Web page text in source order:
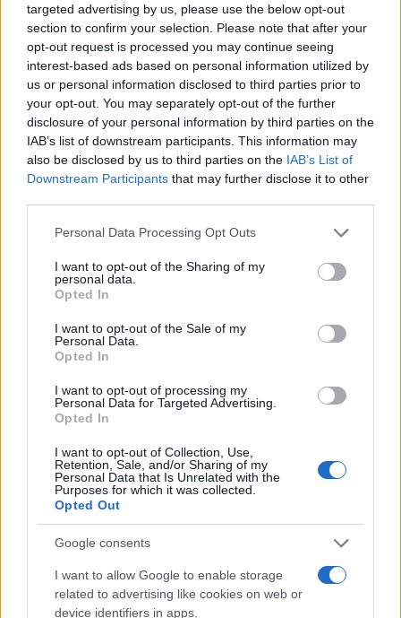
targeted advertising by us, please use the below opt-out
section to confirm your selection. Please note that after your
opt-out request is processed you may continue seeing
interest-based ads based on personal information utilized by
us or personal information disclosed to third parties prior to
your opt-out. You may separately opt-out of the further
disclosure of your personal information by third parties on the
IAB’s list of downstream participants. This information may
also be disclosed by us to third parties on the IAB’s List of
Downstream Participants that may further disclose it to other
Please note that this website/app uses one or more Google
not limited to your visit or usage behaviour. You may click to
grant or deny consent to Google and its third-party tags to
use your data for below specified purposes in below Google
consent section.
Personal Data Processing Opt Outs
I want to opt-out of the Sharing of my
personal data.
Opted In
I want to opt-out of the Sale of my
Personal Data.
Opted In
I want to opt-out of processing my
Personal Data for Targeted Advertising.
Opted In
I want to opt-out of Collection, Use,
Retention, Sale, and/or Sharing of my
Personal Data that Is Unrelated with the
Purposes for which it was collected.
Opted Out
Google consents
I want to allow Google to enable storage
related to advertising like cookies on web or
device identifiers in apps.
approfondire temi legati al clima e alla sostenibilità.
Tali iniziative coinvolgono attivamente la comunità
e le scuole in un processo di apprendimento
condiviso.
AUTORE
Roberta Tagliabue
Roberta Tagliabue ha dormito nella sala
d'attesa dell'ospedale San Martino per
firma reportage e coordina dossier di verifica
in redazione come referente per Genova.
diretti con consiglieri comunali e biblioteche
civiche.